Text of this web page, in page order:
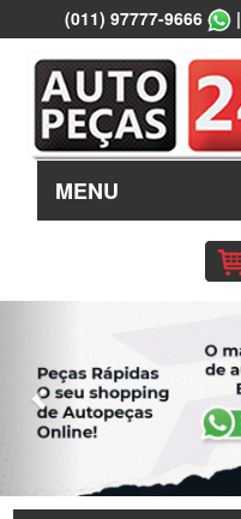
(011) 97777-9666 |
MENU